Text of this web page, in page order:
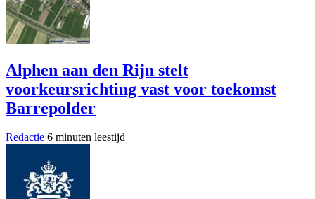
Alphen aan den Rijn stelt
voorkeursrichting vast voor toekomst
Barrepolder
Redactie 6 minuten leestijd